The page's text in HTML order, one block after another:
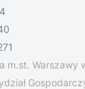
m.st. Warszawy